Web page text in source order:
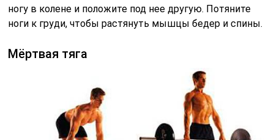
Это упражнения подойдет для более продвинутых,
которые посещают зал и не имеют проблем со
спиной. Это упражнение отлично развивает
выпрямители спины. Но его нужно выполнять до того,
как появилась боль в спине, то есть его нужно
использовать как профилактическое, а не лечебное.